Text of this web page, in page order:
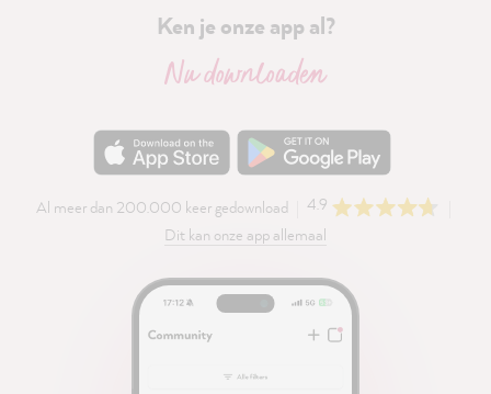
Ken je onze app al?
Nu downloaden
Al meer dan 200.000 keer gedownload
4.9
Dit kan onze app allemaal